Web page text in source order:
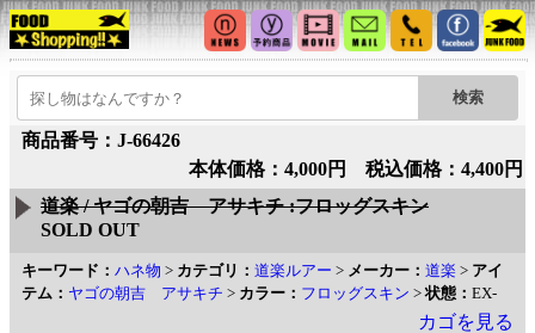
商品番号：J-66426
本体価格：4,000円 税込価格：4,400円
道楽 / ヤゴの朝吉 アサキチ :フロッグスキン
SOLD OUT
キーワード： ハネ物 > カテゴリ： 道楽ルアー > メーカー： 道楽 > アイ
テム： ヤゴの朝吉 アサキチ > カラー： フロッグスキン >状態： EX-
カゴを見る